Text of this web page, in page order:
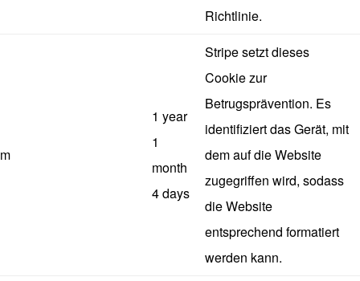
Richtlinie.
m
1 year
1
month
4 days
Stripe setzt dieses
Cookie zur
Betrugsprävention. Es
identifiziert das Gerät, mit
dem auf die Website
zugegriffen wird, sodass
die Website
entsprechend formatiert
werden kann.